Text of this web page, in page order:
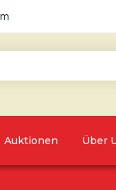
Auktionen Über